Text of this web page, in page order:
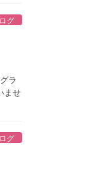
グ
ラ
ませ
グ